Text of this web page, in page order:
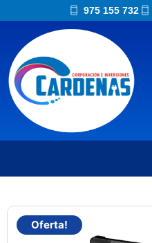
975 155 732
Oferta!